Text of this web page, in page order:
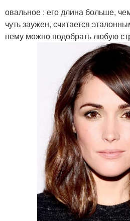
Стрижки на средние
волосы
Короткое каре
Каре на короткие
волосы
Красивое каре
овальное : его длина больше,
чуть заужен, считается
нему можно подобрать любую